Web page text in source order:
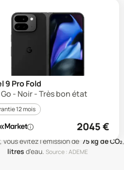
9 Pro Fold
- Noir - Très bon état
12 mois
2045€
vous évitez l'émission de 75 kg de CO₂,
litres d'eau. Source : ADEME